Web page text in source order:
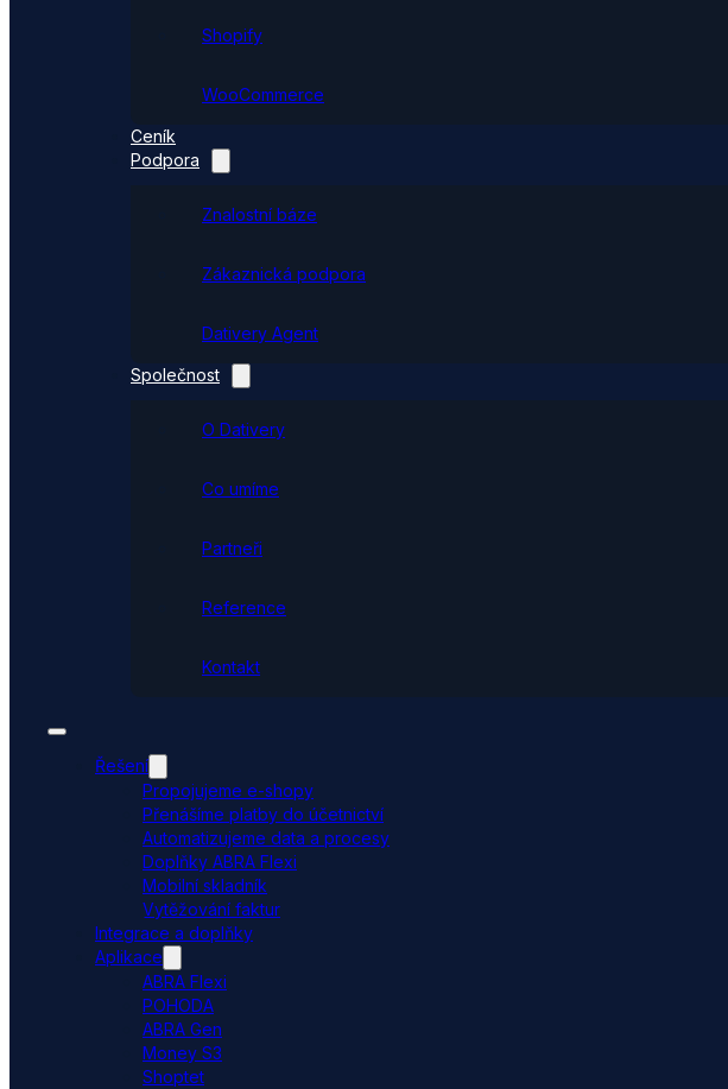
Shopify
WooCommerce
Ceník
Podpora
Znalostní báze
Zákaznická podpora
Dativery Agent
Společnost
O Dativery
Co umíme
Partneři
Reference
Kontakt
Řešení
Propojujeme e-shopy
Přenášíme platby do účetnictví
Automatizujeme data a procesy
Doplňky ABRA Flexi
Mobilní skladník
Vytěžování faktur
Integrace a doplňky
Aplikace
ABRA Flexi
POHODA
ABRA Gen
Money S3
Shoptet